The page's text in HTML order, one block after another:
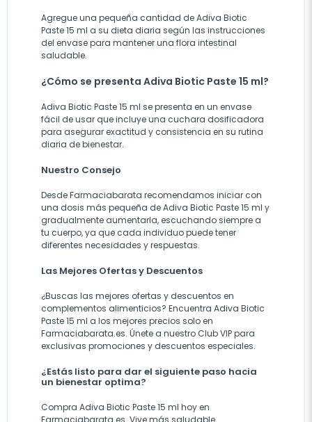
Agregue una pequeña cantidad de Adiva Biotic
Paste 15 ml a su dieta diaria según las instrucciones
del envase para mantener una flora intestinal
saludable.
¿Cómo se presenta Adiva Biotic Paste 15 ml?
Adiva Biotic Paste 15 ml se presenta en un envase
fácil de usar que incluye una cuchara dosificadora
para asegurar exactitud y consistencia en su rutina
diaria de bienestar.
Nuestro Consejo
Desde Farmaciabarata recomendamos iniciar con
una dosis más pequeña de Adiva Biotic Paste 15 ml y
gradualmente aumentarla, escuchando siempre a
tu cuerpo, ya que cada individuo puede tener
diferentes necesidades y respuestas.
Las Mejores Ofertas y Descuentos
¿Buscas las mejores ofertas y descuentos en
complementos alimenticios? Encuentra Adiva Biotic
Paste 15 ml a los mejores precios solo en
Farmaciabarata.es. Únete a nuestro Club VIP para
exclusivas promociones y descuentos especiales.
¿Estás listo para dar el siguiente paso hacia
un bienestar optima?
Compra Adiva Biotic Paste 15 ml hoy en
Farmaciabarata.es . Vive más saludable